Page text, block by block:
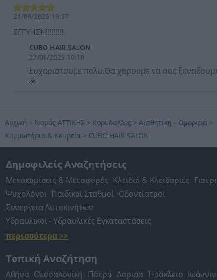
21/08/2025 19:37
ΕΓΓΥΗΣΗ!!!!!!!!!
CUBO HAIR SALON
27/08/2025 10:18
Ευχαριστουμε πολυ.Θα χαρουμε να σας
🙏
Αρχική > Νομός ΑΤΤΙΚΗΣ > Κορυδαλλός > Αισθητική - Ομορφιά >
Κομμωτήρια & Κουρεία > CUBO HAIR SALON
Δημοφιλείς Αναζητήσεις
Μετακομίσεις & Μεταφορές Κλειδιά & Κλειδαριές
Ψυχολόγοι Παιδικοί Σταθμοί Οδοντίατροι
Συνεργεία Αυτοκινήτων
Υδραυλικοί - Υδραυλικές Εγκαταστάσεις
περισσότερα >>
Τοπική Αναζήτηση
Αθήνα Θεσσαλονίκη Πάτρα Λάρισα Ηράκλειο